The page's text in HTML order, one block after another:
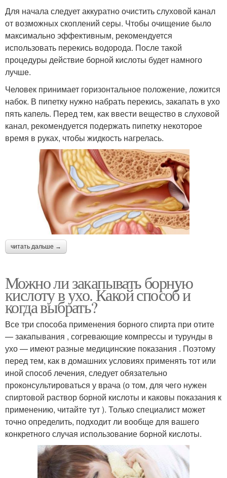
Для начала следует аккуратно очистить слуховой канал
от возможных скоплений серы. Чтобы очищение было
максимально эффективным, рекомендуется
использовать перекись водорода. После такой
процедуры действие борной кислоты будет намного
лучше.
Человек принимает горизонтальное положение, ложится
набок. В пипетку нужно набрать перекись, закапать в ухо
пять капель. Перед тем, как ввести вещество в слуховой
канал, рекомендуется подержать пипетку некоторое
время в руках, чтобы жидкость нагрелась.
читать дальше →
Можно ли закапывать борную
кислоту в ухо. Какой способ и
когда выбрать?
Все три способа применения борного спирта при отите
— закапывания , согревающие компрессы и турунды в
ухо — имеют разные медицинские показания . Поэтому
перед тем, как в домашних условиях применять тот или
иной способ лечения, следует обязательно
проконсультироваться у врача (о том, для чего нужен
спиртовой раствор борной кислоты и каковы показания к
применению, читайте тут ). Только специалист может
точно определить, подходит ли вообще для вашего
конкретного случая использование борной кислоты.